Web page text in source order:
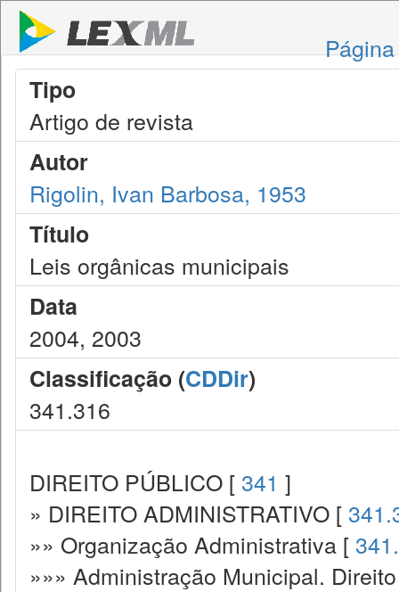
Tipo
Artigo de revista
Autor
Rigolin, Ivan Barbosa, 1953
Título
Leis orgânicas municipais
Data
2004, 2003
Classificação (CDDir)
341.316
DIREITO PÚBLICO [ 341 ]
» DIREITO ADMINISTRATIVO [
»» Organização Administrativa [
»»» Administração Municipal.